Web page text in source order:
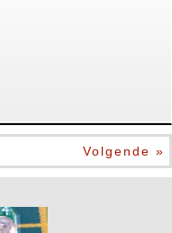
Volgende »